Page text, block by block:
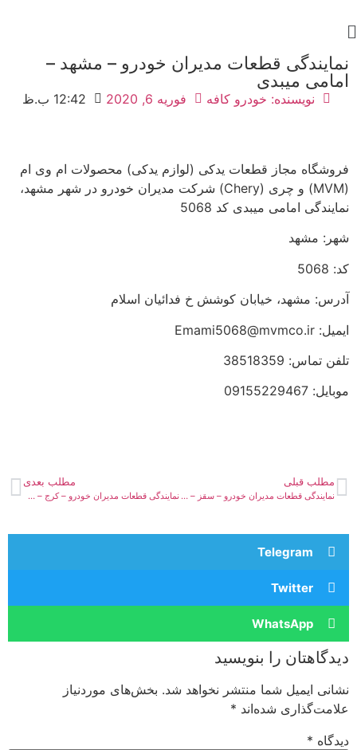
نمایندگی قطعات مدیران خودرو – مشهد –
امامی میبدی
نویسنده: خودرو کافه فوریه 6, 2020 12:42 ب.ظ
فروشگاه مجاز قطعات یدکی (لوازم یدکی) محصولات ام وی ام
(MVM) و چری (Chery) شرکت مدیران خودرو در شهر مشهد،
نمایندگی امامی میبدی کد 5068
شهر: مشهد
کد: 5068
آدرس: مشهد، خیابان کوشش خ فدائیان اسلام
ایمیل: Emami5068@mvmco.ir
تلفن تماس: 38518359
موبایل: 09155229467
مطلب قبلی
نمایندگی قطعات مدیران خودرو – سقز – دل خسته
مطلب بعدی
نمایندگی قطعات مدیران خودرو – کرج – مومنی جو
Telegram
Twitter
WhatsApp
دیدگاهتان را بنویسید
نشانی ایمیل شما منتشر نخواهد شد. بخش‌های موردنیاز
علامت‌گذاری شده‌اند *
دیدگاه *